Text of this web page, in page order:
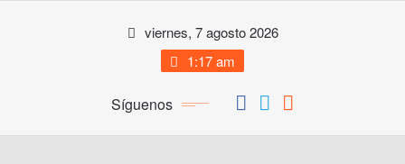
viernes, 7 agosto 2026
1:17 am
Síguenos